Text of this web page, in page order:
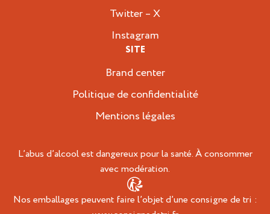
Twitter – X
Instagram
SITE
Brand center
Politique de confidentialité
Mentions légales
L’abus d’alcool est dangereux pour la santé. À consommer
avec modération.
Nos emballages peuvent faire l’objet d’une consigne de tri :